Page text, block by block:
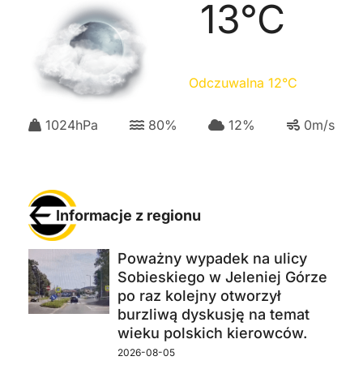
13°C
Odczuwalna 12°C
1024hPa 80% 12% 0m/s
Informacje z regionu
Poważny wypadek na ulicy
Sobieskiego w Jeleniej Górze
po raz kolejny otworzył
burzliwą dyskusję na temat
wieku polskich kierowców.
2026-08-05